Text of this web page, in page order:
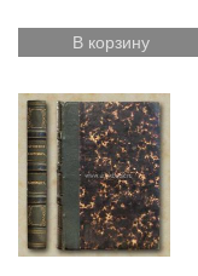
В корзину